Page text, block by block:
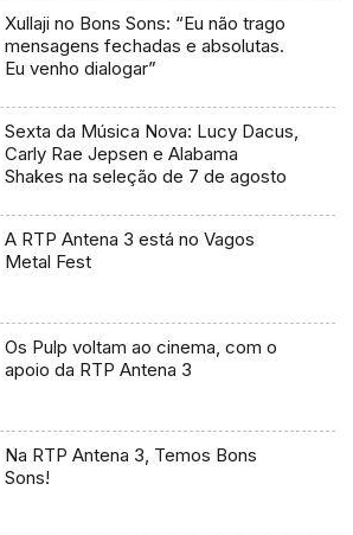
Xullaji no Bons Sons: “Eu não trago
mensagens fechadas e absolutas.
Eu venho dialogar”
Sexta da Música Nova: Lucy Dacus,
Carly Rae Jepsen e Alabama
Shakes na seleção de 7 de agosto
A RTP Antena 3 está no Vagos
Metal Fest
Os Pulp voltam ao cinema, com o
apoio da RTP Antena 3
Na RTP Antena 3, Temos Bons
Sons!